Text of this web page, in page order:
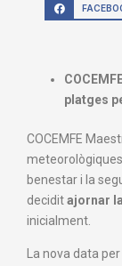
platges
COCEMFE
benestar i la
deciditajornar
inicialment.
La nova data